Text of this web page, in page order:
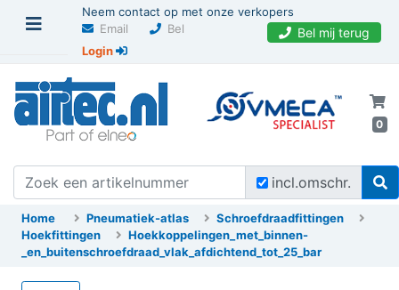
Neem contact op met onze verkopers
Email
Bel Bel mij terug
Login
0
incl.omschr.
Home Pneumatiek-atlas
Schroefdraadfittingen
Hoekfittingen
Hoekkoppelingen_met_binnen-
_en_buitenschroefdraad_vlak_afdichtend_tot_25_bar